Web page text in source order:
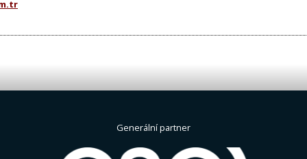
Generální partner